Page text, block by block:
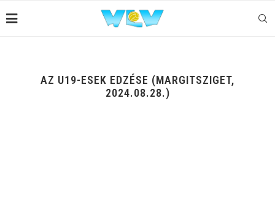
AZ U19-ESEK EDZÉSE (MARGITSZIGET,
2024.08.28.)